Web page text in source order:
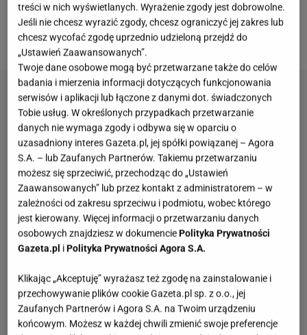
opublikował enigmatyczny wpis na Dzień Ojca, a
teraz głos zabrała seniorka rodu - babcia.
treści w nich wyświetlanych. Wyrażenie zgody jest dobrowolne.
Jeśli nie chcesz wyrazić zgody, chcesz ograniczyć jej zakres lub
chcesz wycofać zgodę uprzednio udzieloną przejdź do
„Ustawień Zaawansowanych”.
Twoje dane osobowe mogą być przetwarzane także do celów
badania i mierzenia informacji dotyczących funkcjonowania
serwisów i aplikacji lub łączone z danymi dot. świadczonych
Tobie usług. W określonych przypadkach przetwarzanie
danych nie wymaga zgody i odbywa się w oparciu o
uzasadniony interes Gazeta.pl, jej spółki powiązanej – Agora
S.A. – lub Zaufanych Partnerów. Takiemu przetwarzaniu
możesz się sprzeciwić, przechodząc do „Ustawień
Zaawansowanych” lub przez kontakt z administratorem – w
zależności od zakresu sprzeciwu i podmiotu, wobec którego
jest kierowany. Więcej informacji o przetwarzaniu danych
osobowych znajdziesz w dokumenciePolityka Prywatności
Gazeta.pl iPolityka Prywatności Agora S.A.
Klikając „Akceptuję” wyrażasz też zgodę na zainstalowanie i
przechowywanie plików cookie Gazeta.pl sp. z o.o., jej
Zaufanych Partnerów i Agora S.A. na Twoim urządzeniu
końcowym. Możesz w każdej chwili zmienić swoje preferencje